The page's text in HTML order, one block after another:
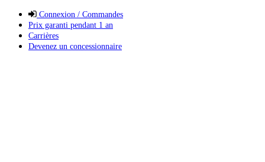
Connexion / Commandes
Prix garanti pendant 1 an
Carrières
Devenez un concessionnaire